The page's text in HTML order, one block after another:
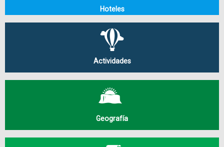
Hoteles
Actividades
Geografía